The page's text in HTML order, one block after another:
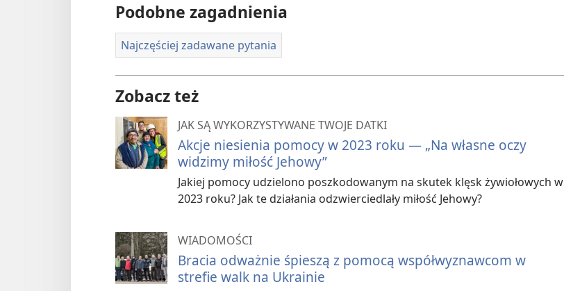
Podobne zagadnienia
Najczęściej zadawane pytania
Zobacz też
JAK SĄ WYKORZYSTYWANE TWOJE DATKI
Akcje niesienia pomocy w 2023 roku — „Na własne oczy
widzimy miłość Jehowy”
Jakiej pomocy udzielono poszkodowanym na skutek klęsk żywiołowych w
2023 roku? Jak te działania odzwierciedlały miłość Jehowy?
WIADOMOŚCI
Bracia odważnie śpieszą z pomocą współwyznawcom w
strefie walk na Ukrainie